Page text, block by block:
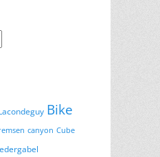
Bike
canyon Cube